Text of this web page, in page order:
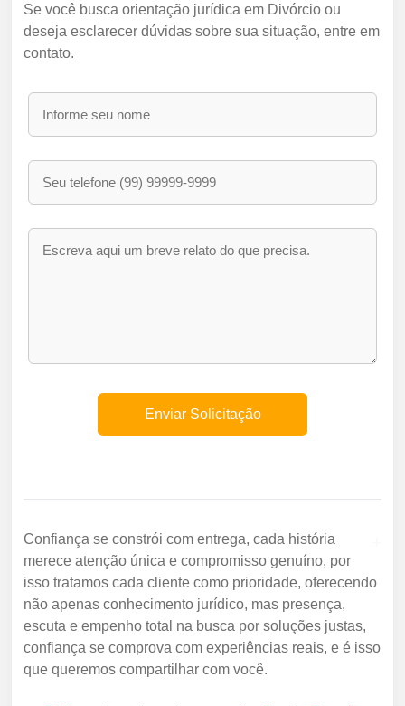
Se você busca orientação jurídica em Divórcio ou
deseja esclarecer dúvidas sobre sua situação, entre em
contato.
Confiança se constrói com entrega, cada história
merece atenção única e compromisso genuíno, por
isso tratamos cada cliente como prioridade, oferecendo
não apenas conhecimento jurídico, mas presença,
escuta e empenho total na busca por soluções justas,
confiança se comprova com experiências reais, e é isso
que queremos compartilhar com você.